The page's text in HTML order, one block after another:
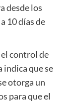
desde los
10 días de
control de
que se
otorga un
para que el